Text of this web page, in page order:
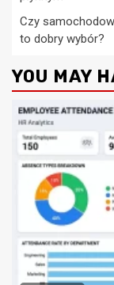
Czy
to dobry wybór?
YOU MAY